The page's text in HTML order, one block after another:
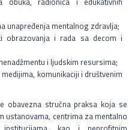
unapređenja mentalnog zdravlja;
obrazovanja i rada sa decom i
i ljudskim resursima;
komunikaciji i društvenim
obavezna stručna praksa koja se
ustanovama, centrima za mentalno